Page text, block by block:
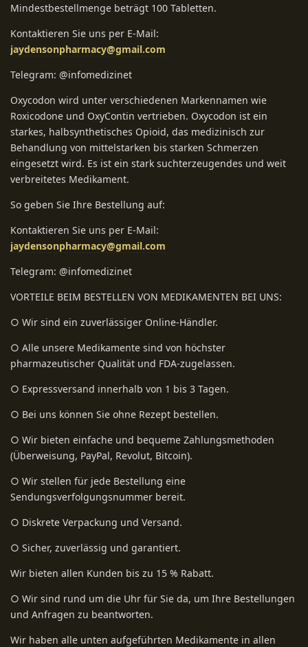
Mindestbestellmenge beträgt 100 Tabletten.
Kontaktieren Sie uns per E-Mail:
jaydensonpharmacy@gmail.com
Telegram: @infomedizinet
Oxycodon wird unter verschiedenen Markennamen wie
Roxicodone und OxyContin vertrieben. Oxycodon ist ein
starkes, halbsynthetisches Opioid, das medizinisch zur
Behandlung von mittelstarken bis starken Schmerzen
eingesetzt wird. Es ist ein stark suchterzeugendes und weit
verbreitetes Medikament.
So geben Sie Ihre Bestellung auf:
Kontaktieren Sie uns per E-Mail:
jaydensonpharmacy@gmail.com
Telegram: @infomedizinet
VORTEILE BEIM BESTELLEN VON MEDIKAMENTEN BEI UNS:
○ Wir sind ein zuverlässiger Online-Händler.
○ Alle unsere Medikamente sind von höchster
pharmazeutischer Qualität und FDA-zugelassen.
○ Expressversand innerhalb von 1 bis 3 Tagen.
○ Bei uns können Sie ohne Rezept bestellen.
○ Wir bieten einfache und bequeme Zahlungsmethoden
(Überweisung, PayPal, Revolut, Bitcoin).
○ Wir stellen für jede Bestellung eine
Sendungsverfolgungsnummer bereit.
○ Diskrete Verpackung und Versand.
○ Sicher, zuverlässig und garantiert.
Wir bieten allen Kunden bis zu 15 % Rabatt.
○ Wir sind rund um die Uhr für Sie da, um Ihre Bestellungen
und Anfragen zu beantworten.
Wir haben alle unten aufgeführten Medikamente in allen